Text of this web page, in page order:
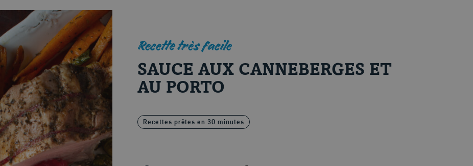
Recette très facile
SAUCE AUX CANNEBERGES ET
AU PORTO
Recettes prêtes en 30 minutes